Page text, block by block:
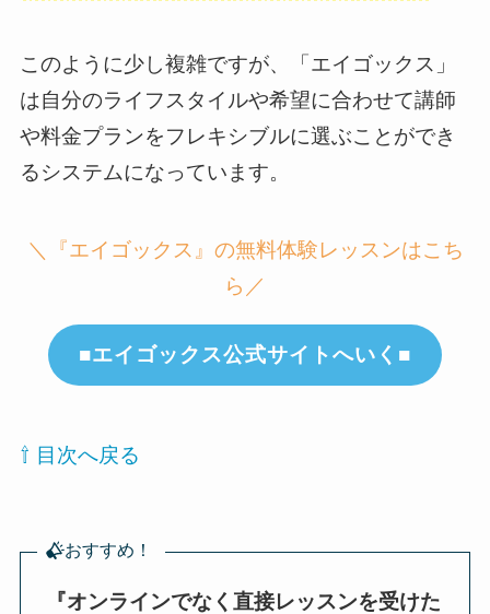
このように少し複雑ですが、「エイゴックス」
は自分のライフスタイルや希望に合わせて講師
や料金プランをフレキシブルに選ぶことができ
るシステムになっています。
＼『エイゴックス』の無料体験レッスンはこち
ら／
■エイゴックス公式サイトへいく■
⇧ 目次へ戻る
おすすめ！
『オンラインでなく直接レッスンを受けた